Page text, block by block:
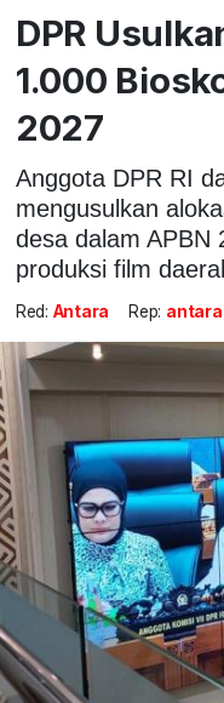
DPR
1.000
2027
Anggota DPR RI
mengusulkan
desa dalam APBN
produksi film
Red: Antara Rep: antara